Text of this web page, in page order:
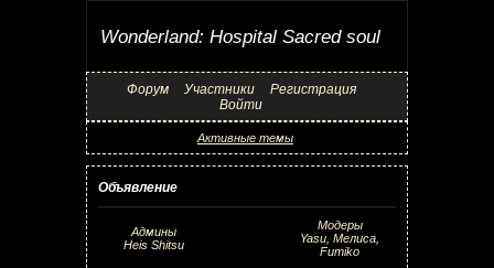
Wonderland: Hospital Sacred soul
Форум Участники
Регистрация
Войти
Активные темы
Объявление
Админы
Heis Shitsu
Модеры
Yasu, Мелиса,
Fumiko